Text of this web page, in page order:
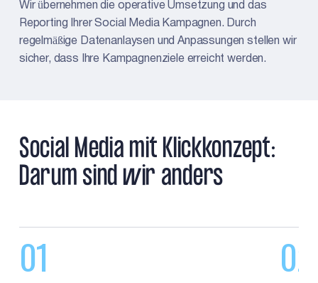
Wir übernehmen die operative Umsetzung und das
Reporting Ihrer Social Media Kampagnen. Durch
regelmäßige Datenanlaysen und Anpassungen stellen wir
sicher, dass Ihre Kampagnenziele erreicht werden.
Social Media mit Klickkonzept:
Darum sind wir anders
01 02